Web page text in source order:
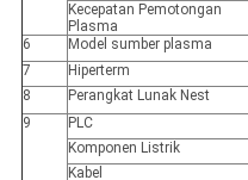
Kecepatan Pemotongan
Plasma
6 Model sumber plasma
7
Hiperterm
8
Perangkat Lunak Nest
9
PLC
Komponen Listrik
Kabel